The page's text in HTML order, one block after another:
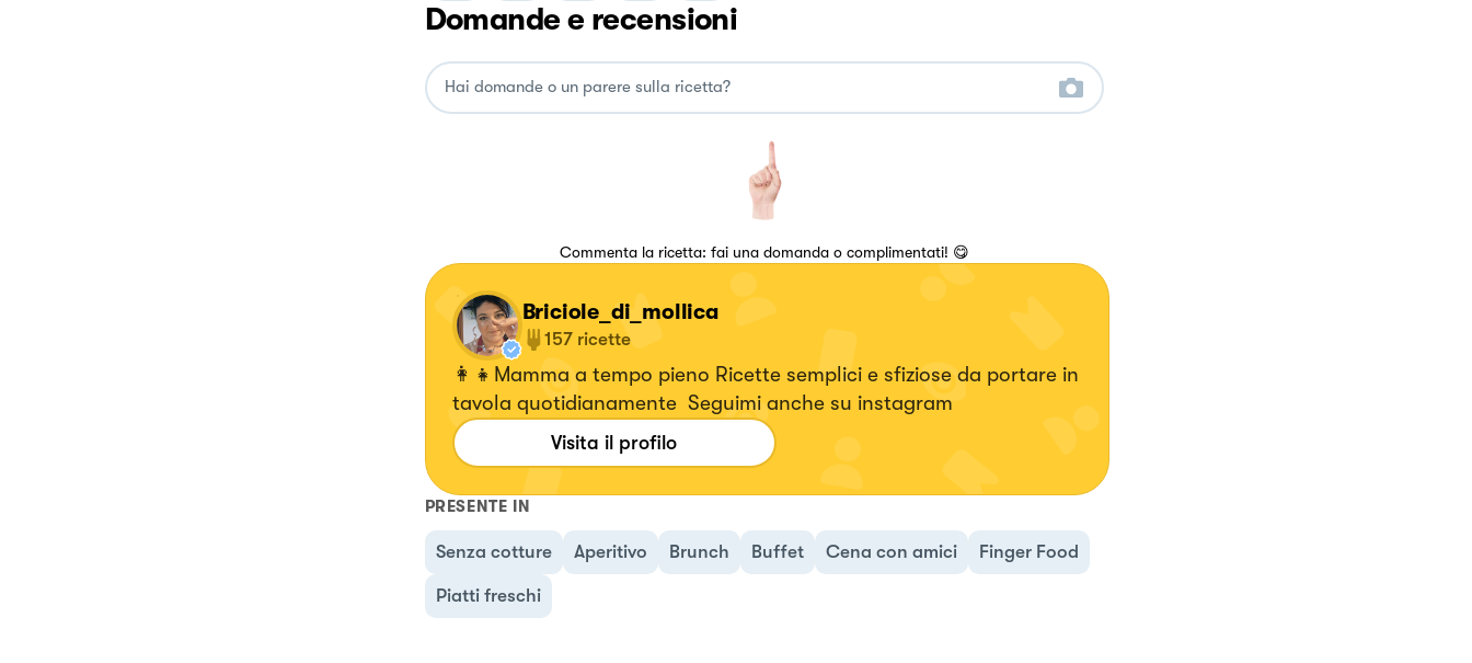
Domande e recensioni
Commenta la ricetta: fai una domanda o complimentati! 😋
Briciole_di_mollica
157 ricette
👩‍👧Mamma a tempo pieno Ricette semplici e sfiziose da portare in
tavola quotidianamente Seguimi anche su instagram
Visita il profilo
PRESENTE IN
Senza cotture Aperitivo Brunch Buffet Cena con amici Finger Food
Piatti freschi